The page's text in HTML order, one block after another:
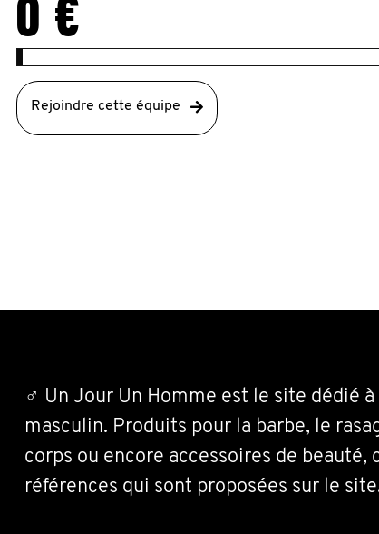
0 €
Rejoindre cette équipe
♂ Un Jour Un Homme est le site dédié à
masculin. Produits pour la barbe, le
corps ou encore accessoires de beauté,
références qui sont proposées sur le